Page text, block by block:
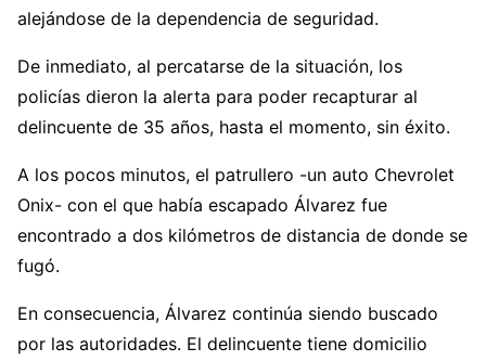
alejándose de la dependencia de seguridad.
De inmediato, al percatarse de la situación, los
policías dieron la alerta para poder recapturar al
delincuente de 35 años, hasta el momento, sin éxito.
A los pocos minutos, el patrullero -un auto Chevrolet
Onix- con el que había escapado Álvarez fue
encontrado a dos kilómetros de distancia de donde se
fugó.
En consecuencia, Álvarez continúa siendo buscado
por las autoridades. El delincuente tiene domicilio